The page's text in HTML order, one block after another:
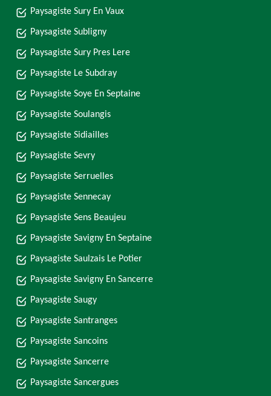
Paysagiste Sury En Vaux
Paysagiste Subligny
Paysagiste Sury Pres Lere
Paysagiste Le Subdray
Paysagiste Soye En Septaine
Paysagiste Soulangis
Paysagiste Sidiailles
Paysagiste Sevry
Paysagiste Serruelles
Paysagiste Sennecay
Paysagiste Sens Beaujeu
Paysagiste Savigny En Septaine
Paysagiste Saulzais Le Potier
Paysagiste Savigny En Sancerre
Paysagiste Saugy
Paysagiste Santranges
Paysagiste Sancoins
Paysagiste Sancerre
Paysagiste Sancergues